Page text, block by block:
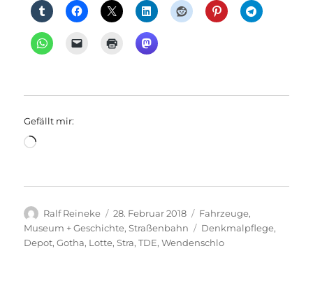
Gefällt mir:
Wird
Autor
Ralf Reineke
Veröffentlicht
am
28. Februar 2018 Kategorien
Fahrzeuge,
Museum + Geschichte,Straßenbahn Schlagwörter
Denkmalpflege,
Depot,Gotha, Lotte,Stra,TDE,Wendenschlo